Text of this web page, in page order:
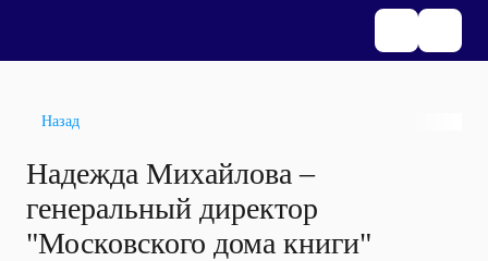
Назад
Надежда Михайлова –
генеральный директор
"Московского дома книги"